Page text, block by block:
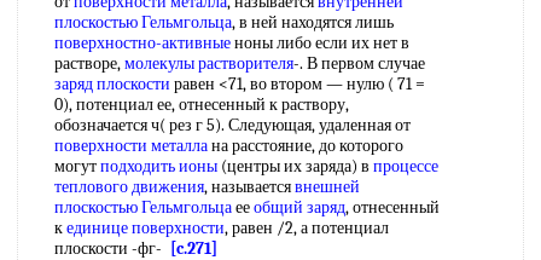
плоскостью Гельмгольца, в ней находятся лишь
поверхностно-активныеноны либо если их нет в
растворе,молекулы растворителя-. В первом случае
заряд плоскости равен <71, во втором — нулю ( 71 =
0), потенциал ее, отнесенный к раствору,
обозначается ч( рез г 5). Следующая, удаленная от
поверхности металлана расстояние, до которого
могутподходить ионы (центры их заряда) в процессе
теплового движения, называетсявнешней
плоскостью Гельмгольцаееобщий заряд, отнесенный
кединице поверхности, равен /2, а потенциал
плоскости -фг-
[c.271]